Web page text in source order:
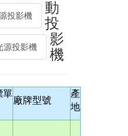
投影機
源投影機
動
投
影
機
單
廠牌型號
產
地